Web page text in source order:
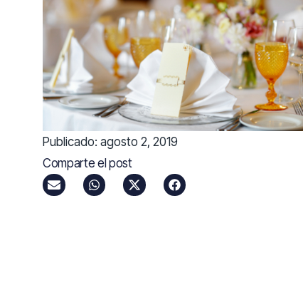
Publicado: agosto 2, 2019
Comparte el post